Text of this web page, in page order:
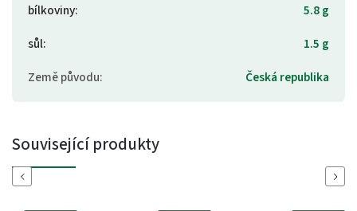
bílkoviny:
5.8 g
sůl:
1.5 g
Země původu: Česká republika
Související produkty
Previous Next